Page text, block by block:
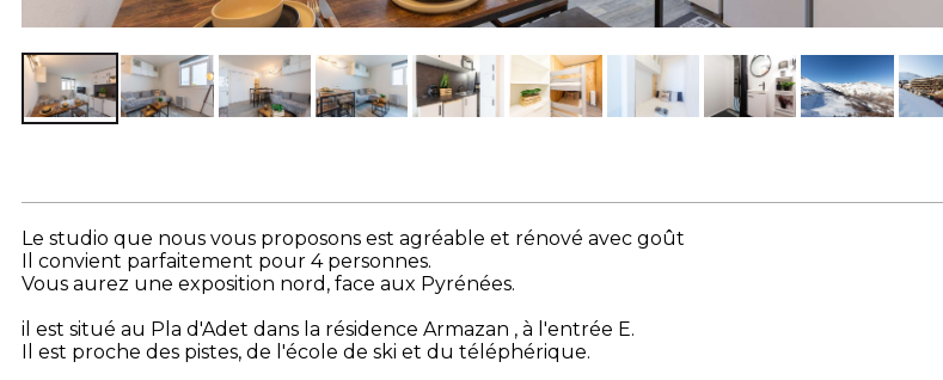
Le studio que nous vous proposons est agréable et rénové avec goût
Il convient parfaitement pour 4 personnes.
Vous aurez une exposition nord, face aux Pyrénées.
il est situé au Pla d'Adet dans la résidence Armazan , à l'entrée E.
Il est proche des pistes, de l'école de ski et du téléphérique.